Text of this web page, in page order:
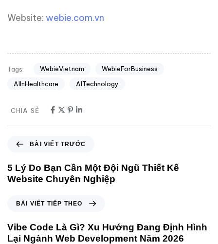
Website: webie.com.vn
Tags: WebieVietnam
WebieForBusiness
AIInHealthcare
AITechnology
CHIA SẺ
BÀI VIẾT TRƯỚC
5 Lý Do Bạn Cần Một Đội Ngũ Thiết Kế
Website Chuyên Nghiệp
BÀI VIẾT TIẾP THEO
Vibe Code Là Gì? Xu Hướng Đang Định Hình
Lại Ngành Web Development Năm 2026